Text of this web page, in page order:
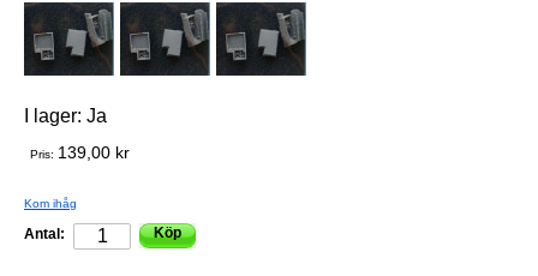
I lager: Ja
Pris: 139,00 kr
Kom ihåg
Antal: Köp